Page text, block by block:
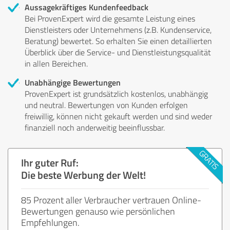
Aussagekräftiges Kundenfeedback
Bei ProvenExpert wird die gesamte Leistung eines
Dienstleisters oder Unternehmens (z.B. Kundenservice,
Beratung) bewertet. So erhalten Sie einen detaillierten
Überblick über die Service- und Dienstleistungsqualität
in allen Bereichen.
Unabhängige Bewertungen
ProvenExpert ist grundsätzlich kostenlos, unabhängig
und neutral. Bewertungen von Kunden erfolgen
freiwillig, können nicht gekauft werden und sind weder
finanziell noch anderweitig beeinflussbar.
Ihr guter Ruf:
Die beste Werbung der Welt!
85 Prozent aller Verbraucher vertrauen Online-
Bewertungen genauso wie persönlichen
Empfehlungen.